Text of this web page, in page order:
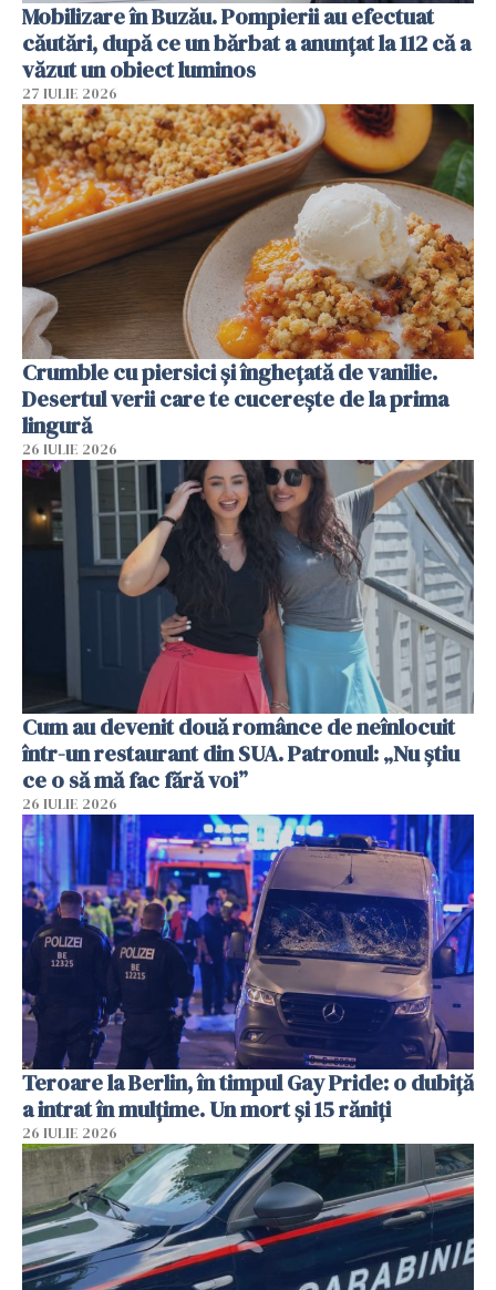
Mobilizare în Buzău. Pompierii au efectuat
căutări, după ce un bărbat a anunțat la 112 că a
văzut un obiect luminos
27 IULIE 2026
Crumble cu piersici și înghețată de vanilie.
Desertul verii care te cucerește de la prima
lingură
26 IULIE 2026
Cum au devenit două românce de neînlocuit
într-un restaurant din SUA. Patronul: „Nu știu
ce o să mă fac fără voi”
26 IULIE 2026
Teroare la Berlin, în timpul Gay Pride: o dubiță
a intrat în mulțime. Un mort și 15 răniți
26 IULIE 2026